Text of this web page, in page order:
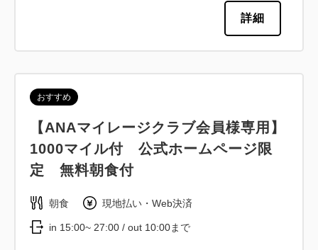
詳細
おすすめ
【ANAマイレージクラブ会員様専用】
1000マイル付 公式ホームページ限
定 無料朝食付
朝食 現地払い・Web決済
in 15:00~ 27:00 / out 10:00まで